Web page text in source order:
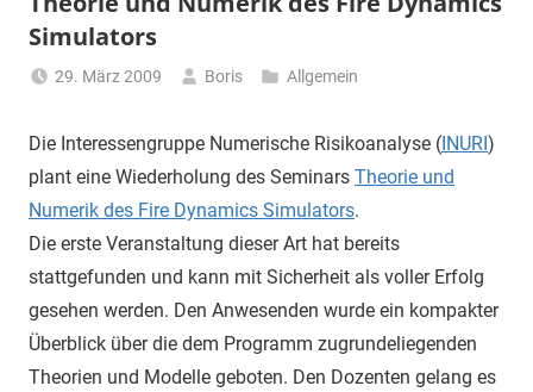
Simulators
29. März 2009 Boris Allgemein
Die Interessengruppe Numerische Risikoanalyse (INURI)
plant eine Wiederholung des Seminars Theorie und
Numerik des Fire Dynamics Simulators.
Die erste Veranstaltung dieser Art hat bereits
stattgefunden und kann mit Sicherheit als voller Erfolg
gesehen werden. Den Anwesenden wurde ein kompakter
Überblick über die dem Programm zugrundeliegenden
Theorien und Modelle geboten. Den Dozenten gelang es